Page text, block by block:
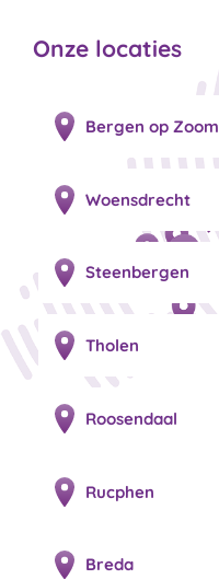
Onze locaties
Bergen op Zoom
Woensdrecht
Steenbergen
Tholen
Roosendaal
Rucphen
Breda